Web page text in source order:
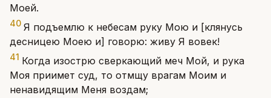
Моей.
40 Я подъемлю к небесам руку Мою и [клянусь
десницею Моею и] говорю: живу Я вовек!
41 Когда изострю сверкающий меч Мой, и рука
Моя приимет суд, то отмщу врагам Моим и
ненавидящим Меня воздам;